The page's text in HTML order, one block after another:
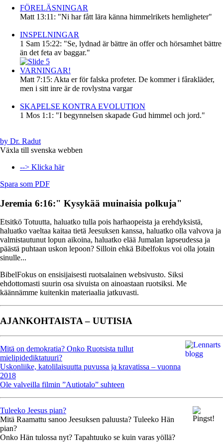
FÖRELÄSNINGAR
Matt 13:11: "Ni har fått lära känna himmelrikets hemligheter"
INSPELNINGAR
1 Sam 15:22: "Se, lydnad är bättre än offer och hörsamhet bättre
än det feta av baggar."
VARNINGAR!
Matt 7:15: Akta er för falska profeter. De kommer i fårakläder,
men i sitt inre är de rovlystna vargar
SKAPELSE KONTRA EVOLUTION
1 Mos 1:1: "I begynnelsen skapade Gud himmel och jord."
by Dr. Radut
Växla till svenska webben
--> Klicka här
Spara som PDF
Jeremia 6:16:" Kysykää muinaisia polkuja"
Etsitkö Totuutta, haluatko tulla pois harhaopeista ja erehdyksistä,
haluatko vaeltaa kaitaa tietä Jeesuksen kanssa, haluatko olla valvova ja
valmistautunut lopun aikoina, haluatko elää Jumalan lapseudessa ja
päästä puhtaan uskon lepoon? Silloin ehkä Bibelfokus voi olla jotain
sinulle...
BibelFokus on ensisijaisesti ruotsalainen websivusto. Siksi
ehdottomasti suurin osa sivuista on ainoastaan ruotsiksi. Me
käännämme kuitenkin materiaalia jatkuvasti.
AJANKOHTAISTA – UUTISIA
Mitä on demokratia? Onko Ruotsista tullut
mielipidediktatuuri?
Uskonliike, katolilaisuutta puvussa ja kravatissa – vuonna
2018
Ole valveilla filmin ”Autiotalo” suhteen
Tuleeko Jeesus pian?
Mitä Raamattu sanoo Jeesuksen paluusta? Tuleeko Hän
pian?
Onko Hän tulossa nyt? Tapahtuuko se kuin varas yöllä?